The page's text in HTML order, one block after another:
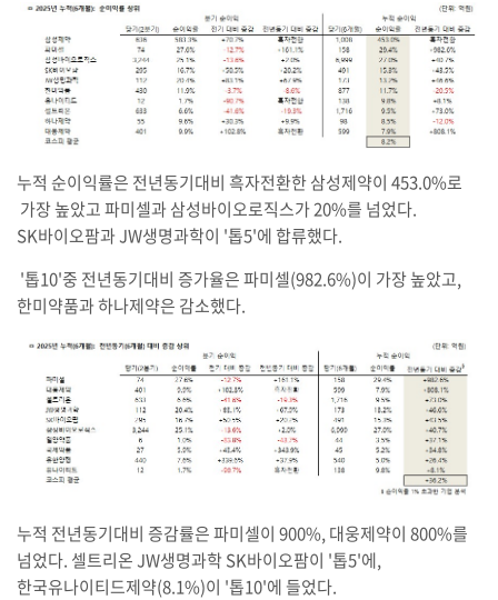
누적 순이익률은 전년동기대비 흑자전환한 삼성제약이 453.0%로
가장 높았고 파미셀과 삼성바이오로직스가 20%를 넘었다.
SK바이오팜과 JW생명과학이 '톱5'에 합류했다.
'톱10'중 전년동기대비 증가율은 파미셀(982.6%)이 가장 높았고,
한미약품과 하나제약은 감소했다.
누적 전년동기대비 증감률은 파미셀이 900%, 대웅제약이 800%를
넘었다. 셀트리온 JW생명과학 SK바이오팜이 '톱5'에,
한국유나이티드제약(8.1%)이 '톱10'에 들었다.